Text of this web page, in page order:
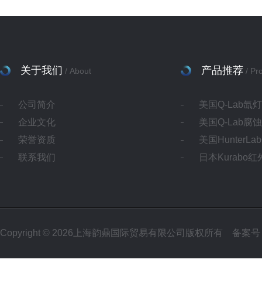
关于我们 / About
公司简介
企业文化
荣誉资质
联系我们
产品推荐 /
美国Q-Lab氙
美国Q-Lab腐
美国
日本Kurabo红
Copyright © 2026上海韵鼎国际贸易有限公司版权所有 备案